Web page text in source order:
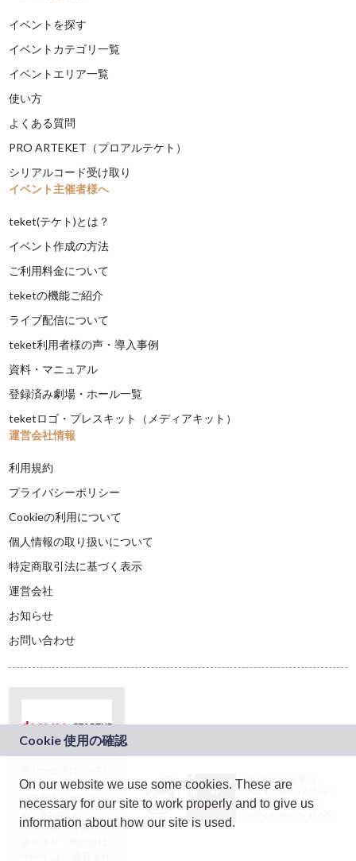
イベントを探す
イベントカテゴリ一覧
イベントエリア一覧
使い方
よくある質問
PRO ARTEKET（プロアルテケト）
シリアルコード受け取り
イベント主催者様へ
teket(テケト)とは？
イベント作成の方法
ご利用料金について
teketの機能ご紹介
ライブ配信について
teket利用者様の声・導入事例
資料・マニュアル
登録済み劇場・ホール一覧
teketロゴ・プレスキット（メディアキット）
運営会社情報
利用規約
プライバシーポリシー
Cookieの利用について
個人情報の取り扱いについて
特定商取引法に基づく表示
運営会社
お知らせ
お問い合わせ
ドコモグループの新
規事業創出プログラ
ム「docomo
STARTUP」を通じて
JASRAC許諾番号：
9024936001Y45037
JASRAC許諾番号：
On our website we use some cookies. These are
necessary for our site to work properly and to give us
information about how our site is used.